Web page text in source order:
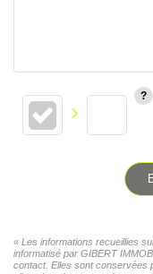
« Les informations recueillies
informatisé par GIBERT
contact. Elles sont conservées